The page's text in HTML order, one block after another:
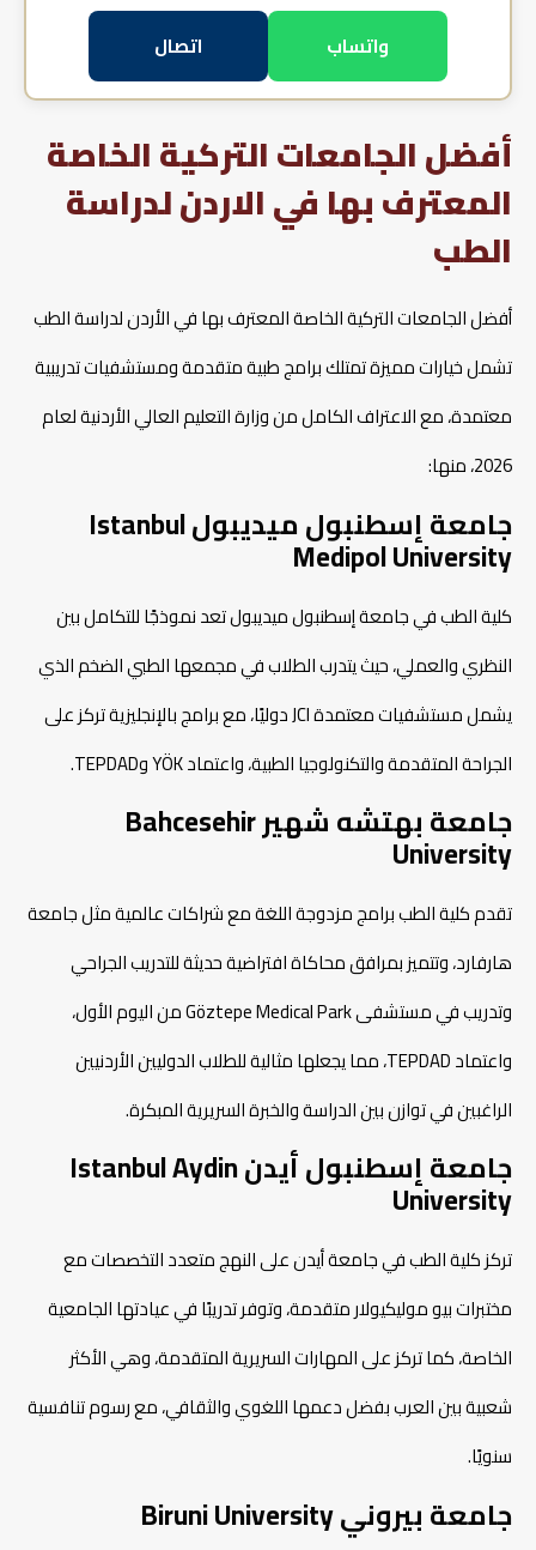
واتساب اتصال
أفضل الجامعات التركية الخاصة
المعترف بها في الاردن لدراسة
الطب
أفضل الجامعات التركية الخاصة المعترف بها في الأردن لدراسة الطب
تشمل خيارات مميزة تمتلك برامج طبية متقدمة ومستشفيات تدريبية
معتمدة، مع الاعتراف الكامل من وزارة التعليم العالي الأردنية لعام
2026، منها:
جامعة إسطنبول ميديبول Istanbul
Medipol University
كلية الطب في جامعة إسطنبول ميديبول تعد نموذجًا للتكامل بين
النظري والعملي، حيث يتدرب الطلاب في مجمعها الطبي الضخم الذي
يشمل مستشفيات معتمدة JCI دوليًا، مع برامج بالإنجليزية تركز على
الجراحة المتقدمة والتكنولوجيا الطبية، واعتماد YÖK وTEPDAD.
جامعة بهتشه شهير Bahcesehir
University
تقدم كلية الطب برامج مزدوجة اللغة مع شراكات عالمية مثل جامعة
هارفارد، وتتميز بمرافق محاكاة افتراضية حديثة للتدريب الجراحي
وتدريب في مستشفى Göztepe Medical Park من اليوم الأول،
واعتماد TEPDAD، مما يجعلها مثالية للطلاب الدوليين الأردنيين
الراغبين في توازن بين الدراسة والخبرة السريرية المبكرة.
جامعة إسطنبول أيدن Istanbul Aydin
University
تركز كلية الطب في جامعة أيدن على النهج متعدد التخصصات مع
مختبرات بيو موليكيولار متقدمة، وتوفر تدريبًا في عيادتها الجامعية
الخاصة، كما تركز على المهارات السريرية المتقدمة، وهي الأكثر
شعبية بين العرب بفضل دعمها اللغوي والثقافي، مع رسوم تنافسية
سنويًا.​
جامعة بيروني Biruni University